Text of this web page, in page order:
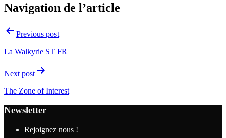
Navigation de l’article
Previous post
La Walkyrie ST FR
Next post
The Zone of Interest
Newsletter
Rejoignez nous !